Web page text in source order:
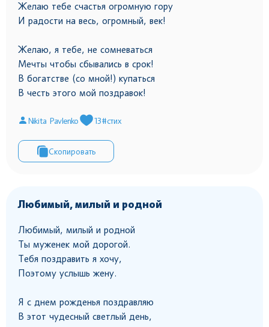
Желаю тебе счастья огромную гору
И радости на весь, огромный, век!
Желаю, я тебе, не сомневаться
Мечты чтобы сбывались в срок!
В богатстве (со мной!) купаться
В честь этого мой поздравок!
Nikita Pavlenko 13#стих
Скопировать
Любимый, милый и родной
Любимый, милый и родной
Ты муженек мой дорогой.
Тебя поздравить я хочу,
Поэтому услышь жену.
Я с днем рожденья поздравляю
В этот чудесный светлый день,